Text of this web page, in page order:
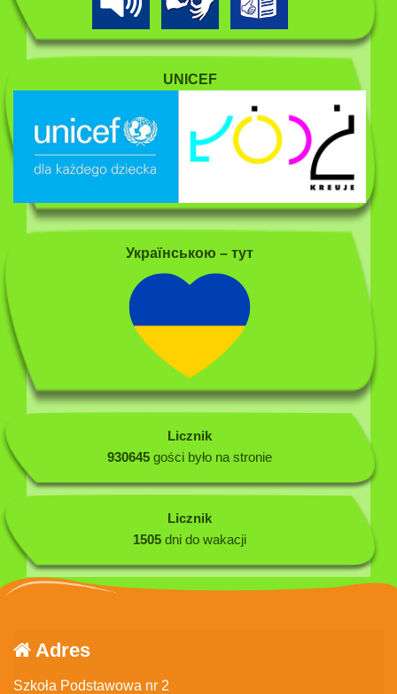
UNICEF
Українською – тут
Licznik
930645 gości było na stronie
Licznik
1505 dni do wakacji
Adres
Szkoła Podstawowa nr 2